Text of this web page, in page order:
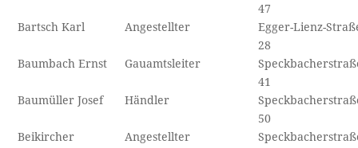
47
Bartsch Karl
Angestellter
Egger-Lienz-
28
Baumbach Ernst
Gauamtsleiter
41
Baumüller Josef
Händler
50
Beikircher
Angestellter